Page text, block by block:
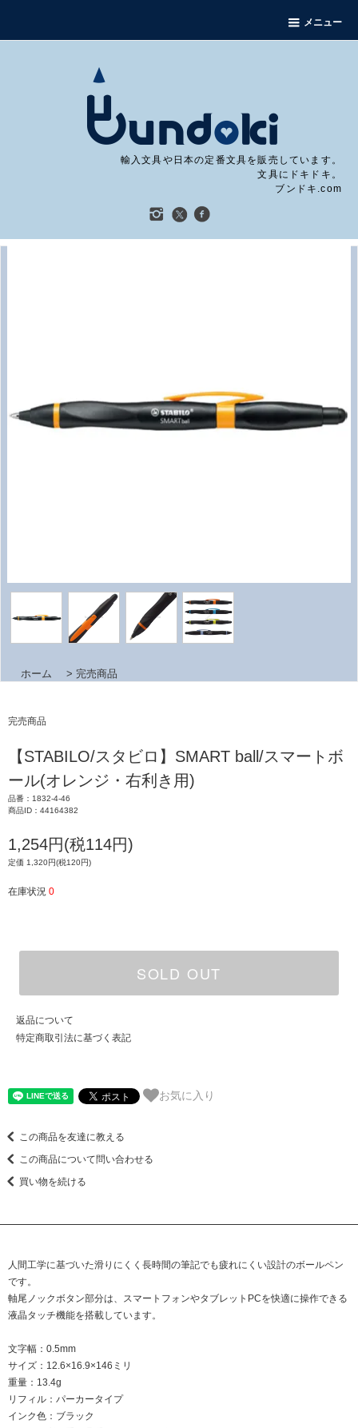
メニュー
輸入文具や日本の定番文具を販売しています。
文具にドキドキ。
ブンドキ.com
ホーム > 完売商品
完売商品
【STABILO/スタビロ】SMART ball/スマートボ
ール(オレンジ・右利き用)
品番：1832-4-46
商品ID：44164382
1,254円(税114円)
定価 1,320円(税120円)
在庫状況 0
SOLD OUT
返品について
特定商取引法に基づく表記
お気に入り
この商品を友達に教える
この商品について問い合わせる
買い物を続ける
人間工学に基づいた滑りにくく長時間の筆記でも疲れにくい設計のボールペン
です。
軸尾ノックボタン部分は、スマートフォンやタブレットPCを快適に操作できる
液晶タッチ機能を搭載しています。
文字幅：0.5mm
サイズ：12.6×16.9×146ミリ
重量：13.4g
リフィル：パーカータイプ
インク色：ブラック